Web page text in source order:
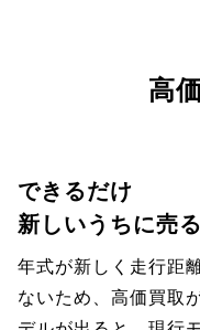
高
できるだけ
新しいうちに売る
年式が新しく走行距
ないため、高価買取